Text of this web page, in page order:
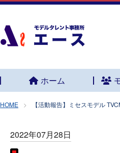
ホーム
HOME 【活動報告】ミセスモデル
2022年07月28日